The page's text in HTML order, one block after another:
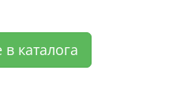
каталога